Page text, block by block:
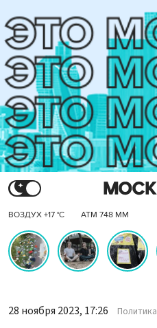
ВОЗДУХ +17 °C АТМ 748 ММ
28 ноября 2023, 17:26 Политика